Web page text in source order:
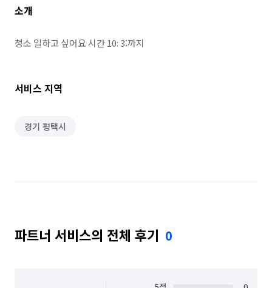
소개
서비스 지역
경기 평택시
파트너 서비스의 전체 후기 0